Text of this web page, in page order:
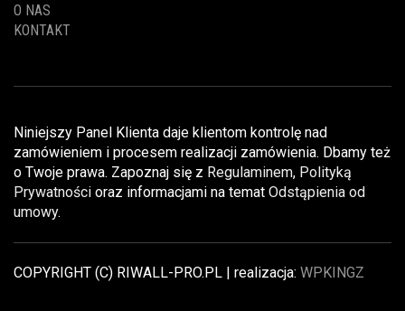
O NAS
KONTAKT
Niniejszy Panel Klienta daje klientom kontrolę nad
zamówieniem i procesem realizacji zamówienia. Dbamy też
o Twoje prawa. Zapoznaj się z Regulaminem, Polityką
Prywatności oraz informacjami na temat Odstąpienia od
umowy.
COPYRIGHT (C) RIWALL-PRO.PL | realizacja: WPKINGZ